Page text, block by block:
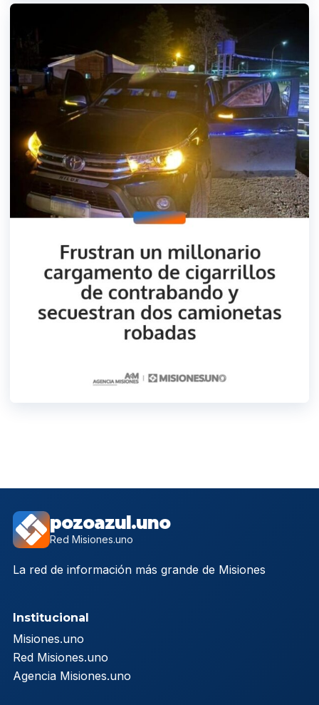
pozoazul.uno
Red Misiones.uno
La red de información más grande de Misiones
Institucional
Misiones.uno
Red Misiones.uno
Agencia Misiones.uno